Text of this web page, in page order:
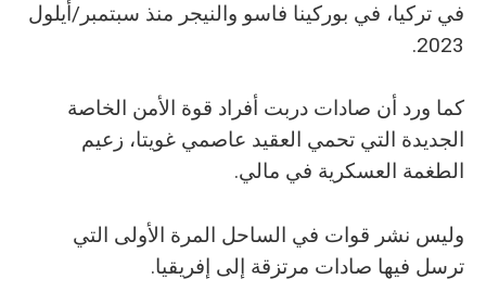
في تركيا، في بوركينا فاسو والنيجر منذ سبتمبر/أيلول
2023.
كما ورد أن صادات دربت أفراد قوة الأمن الخاصة
الجديدة التي تحمي العقيد عاصمي غويتا، زعيم
الطغمة العسكرية في مالي.
وليس نشر قوات في الساحل المرة الأولى التي
ترسل فيها صادات مرتزقة إلى إفريقيا.